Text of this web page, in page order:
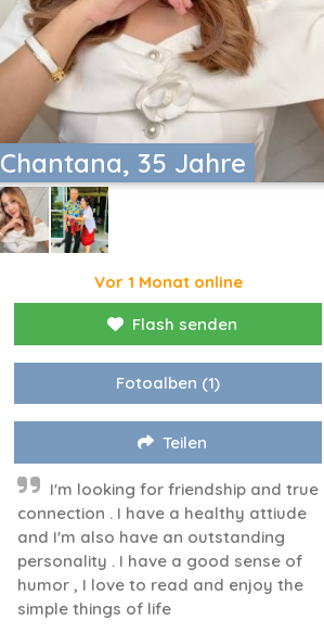
Chantana, 35 Jahre
Vor 1 Monat online
Flash senden
Fotoalben (1)
Teilen
I'm looking for friendship and true
connection . I have a healthy attiude
and I'm also have an outstanding
personality . I have a good sense of
humor , I love to read and enjoy the
simple things of life